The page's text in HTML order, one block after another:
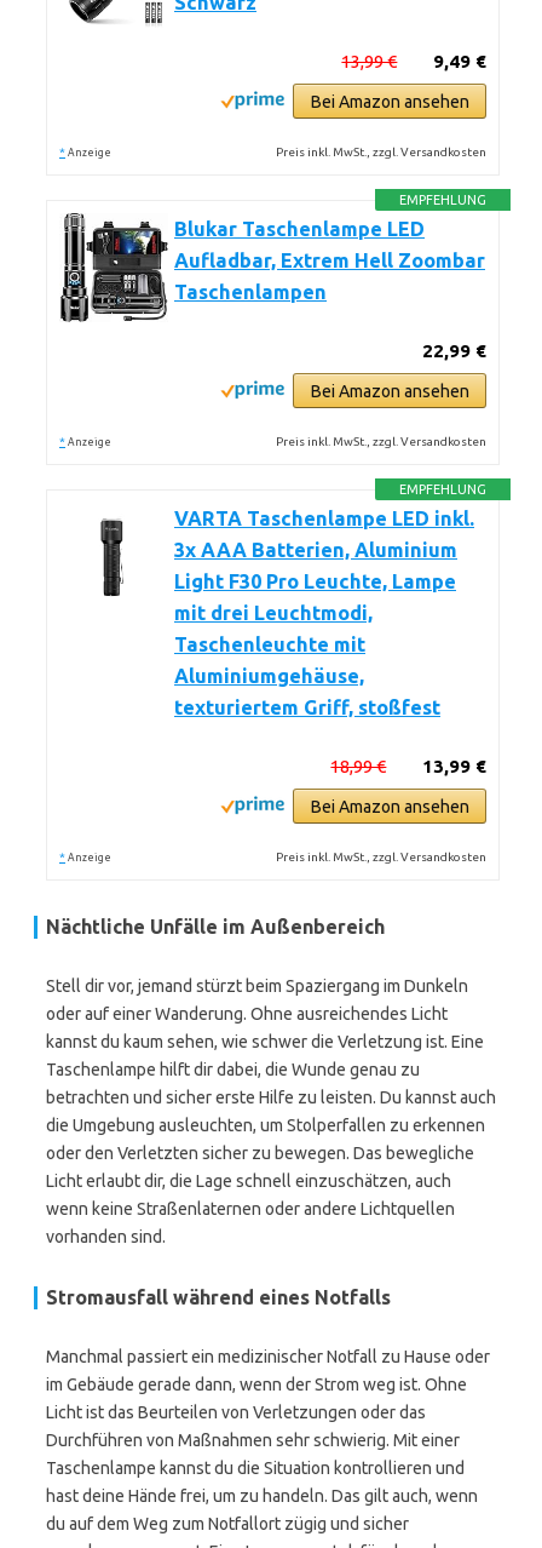
9,49 €
13,99 €
Bei Amazon ansehen
* Anzeige Preis inkl. MwSt., zzgl. Versandkosten
EMPFEHLUNG
Blukar Taschenlampe LED
Aufladbar, Extrem Hell Zoombar
Taschenlampen
22,99 €
Bei Amazon ansehen
* Anzeige Preis inkl. MwSt., zzgl. Versandkosten
EMPFEHLUNG
VARTA Taschenlampe LED inkl.
3x AAA Batterien, Aluminium
Light F30 Pro Leuchte, Lampe
mit drei Leuchtmodi,
Taschenleuchte mit
Aluminiumgehäuse,
texturiertem Griff, stoßfest
13,99 €
18,99 €
Bei Amazon ansehen
* Anzeige Preis inkl. MwSt., zzgl. Versandkosten
Nächtliche Unfälle im Außenbereich
Stell dir vor, jemand stürzt beim Spaziergang im Dunkeln
oder auf einer Wanderung. Ohne ausreichendes Licht
kannst du kaum sehen, wie schwer die Verletzung ist. Eine
Taschenlampe hilft dir dabei, die Wunde genau zu
betrachten und sicher erste Hilfe zu leisten. Du kannst auch
die Umgebung ausleuchten, um Stolperfallen zu erkennen
oder den Verletzten sicher zu bewegen. Das bewegliche
Licht erlaubt dir, die Lage schnell einzuschätzen, auch
wenn keine Straßenlaternen oder andere Lichtquellen
vorhanden sind.
Stromausfall während eines Notfalls
Manchmal passiert ein medizinischer Notfall zu Hause oder
im Gebäude gerade dann, wenn der Strom weg ist. Ohne
Licht ist das Beurteilen von Verletzungen oder das
Durchführen von Maßnahmen sehr schwierig. Mit einer
Taschenlampe kannst du die Situation kontrollieren und
hast deine Hände frei, um zu handeln. Das gilt auch, wenn
du auf dem Weg zum Notfallort zügig und sicher